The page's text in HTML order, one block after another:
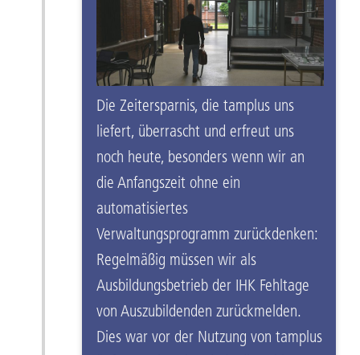
Die Zeitersparnis, die tamplus uns
liefert, überrascht und erfreut uns
noch heute, besonders wenn wir an
die Anfangszeit ohne ein
automatisiertes
Verwaltungsprogramm zurückdenken:
Regelmäßig müssen wir als
Ausbildungsbetrieb der IHK Fehltage
von Auszubildenden zurückmelden.
Dies war vor der Nutzung von tamplus